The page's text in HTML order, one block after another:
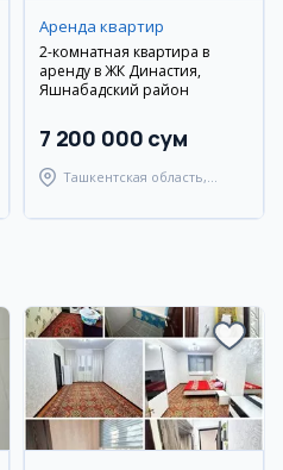
Аренда квартир
2-комнатная квартира в
аренду в ЖК Династия,
Яшнабадский район
7 200 000 сум
Ташкентская область,